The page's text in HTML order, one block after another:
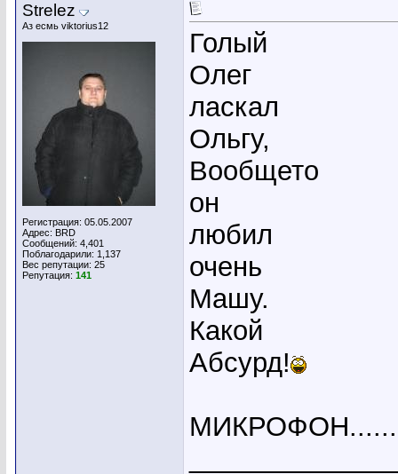
Strelez
Аз есмь viktorius12
Регистрация: 05.05.2007
Адрес: BRD
Сообщений: 4,401
Поблагодарили: 1,137
Вес репутации: 25
Репутация: 141
Голый
Олег
ласкал
Ольгу,
Вообщето
он
любил
очень
Машу.
Какой
Абсурд!